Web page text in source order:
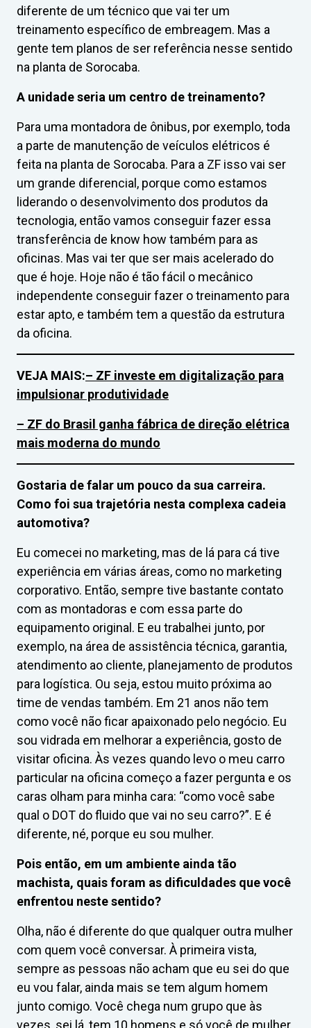
diferente de um técnico que vai ter um
treinamento específico de embreagem. Mas a
gente tem planos de ser referência nesse sentido
na planta de Sorocaba.
A unidade seria um centro de treinamento?
Para uma montadora de ônibus, por exemplo, toda
a parte de manutenção de veículos elétricos é
feita na planta de Sorocaba. Para a ZF isso vai ser
um grande diferencial, porque como estamos
liderando o desenvolvimento dos produtos da
tecnologia, então vamos conseguir fazer essa
transferência de know how também para as
oficinas. Mas vai ter que ser mais acelerado do
que é hoje. Hoje não é tão fácil o mecânico
independente conseguir fazer o treinamento para
estar apto, e também tem a questão da estrutura
da oficina.
VEJA MAIS:– ZF investe em digitalização para
impulsionar produtividade
– ZF do Brasil ganha fábrica de direção elétrica
mais moderna do mundo
Gostaria de falar um pouco da sua carreira.
Como foi sua trajetória nesta complexa cadeia
automotiva?
Eu comecei no marketing, mas de lá para cá tive
experiência em várias áreas, como no marketing
corporativo. Então, sempre tive bastante contato
com as montadoras e com essa parte do
equipamento original. E eu trabalhei junto, por
exemplo, na área de assistência técnica, garantia,
atendimento ao cliente, planejamento de produtos
para logística. Ou seja, estou muito próxima ao
time de vendas também. Em 21 anos não tem
como você não ficar apaixonado pelo negócio. Eu
sou vidrada em melhorar a experiência, gosto de
visitar oficina. Às vezes quando levo o meu carro
particular na oficina começo a fazer pergunta e os
caras olham para minha cara: “como você sabe
qual o DOT do fluido que vai no seu carro?”. E é
diferente, né, porque eu sou mulher.
Pois então, em um ambiente ainda tão
machista, quais foram as dificuldades que você
enfrentou neste sentido?
Olha, não é diferente do que qualquer outra mulher
com quem você conversar. À primeira vista,
sempre as pessoas não acham que eu sei do que
eu vou falar, ainda mais se tem algum homem
junto comigo. Você chega num grupo que às
vezes, sei lá, tem 10 homens e só você de mulher.